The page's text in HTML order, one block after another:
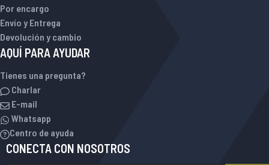
Por encargo
Envío y Entrega
Devolución y cambio
AQUÍ PARA AYUDAR
Tienes una pregunta?
Charlar
E-mail
Whatsapp
Centro de ayuda
CONECTA CON NOSOTROS